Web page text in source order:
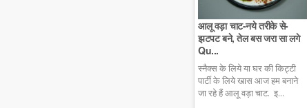
आलू वड़ा चाट-नये तरीके से-
झटपट बने, तेल बस जरा सा लगे
Qu...
स्नैक्स के लिये या घर की किट्टी
पार्टी के लिये खास आज हम बनाने
जा रहे हैं आलू वड़ा चाट. इ...